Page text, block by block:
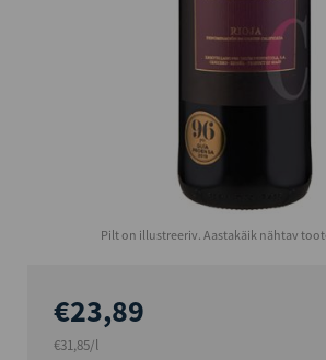
Pilt on illustreeriv. Aastakäik nähtav
€23,89
€31,85/l